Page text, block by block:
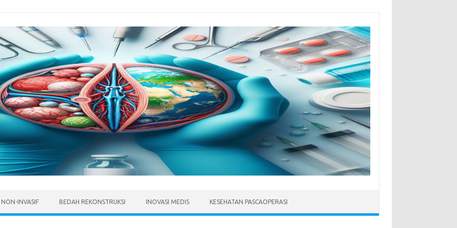
INVASIF BEDAH REKONSTRUKSI INOVASI MEDIS KESEHATAN PASCAOPERASI